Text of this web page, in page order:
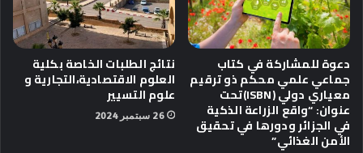
دعوة للمشاركة في كتاب
جماعي علمي محكم ذو ترقيم
معياري دولي (ISBN)تحت
عنوان: “واقع الزراعة الذكية
في الجزائر ودورها في تحقيق
الأمن الغذائي”
نتائج الطلبات الخاصة بكلية
العلوم الاقتصادية،التجارية و
علوم التسيير
26 سبتمبر 2024